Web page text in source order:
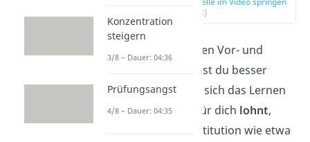
(02:13)
Mit den folgenden Vor- und
Nachteilen kannst du besser
entscheiden, ob sich das Lernen
als Autodidakt für dich lohnt,
oder ob eine Institution wie etwa
Konzentration
steigern
3/8 – Dauer: 04:36
Prüfungsangst
4/8 – Dauer: 04:35